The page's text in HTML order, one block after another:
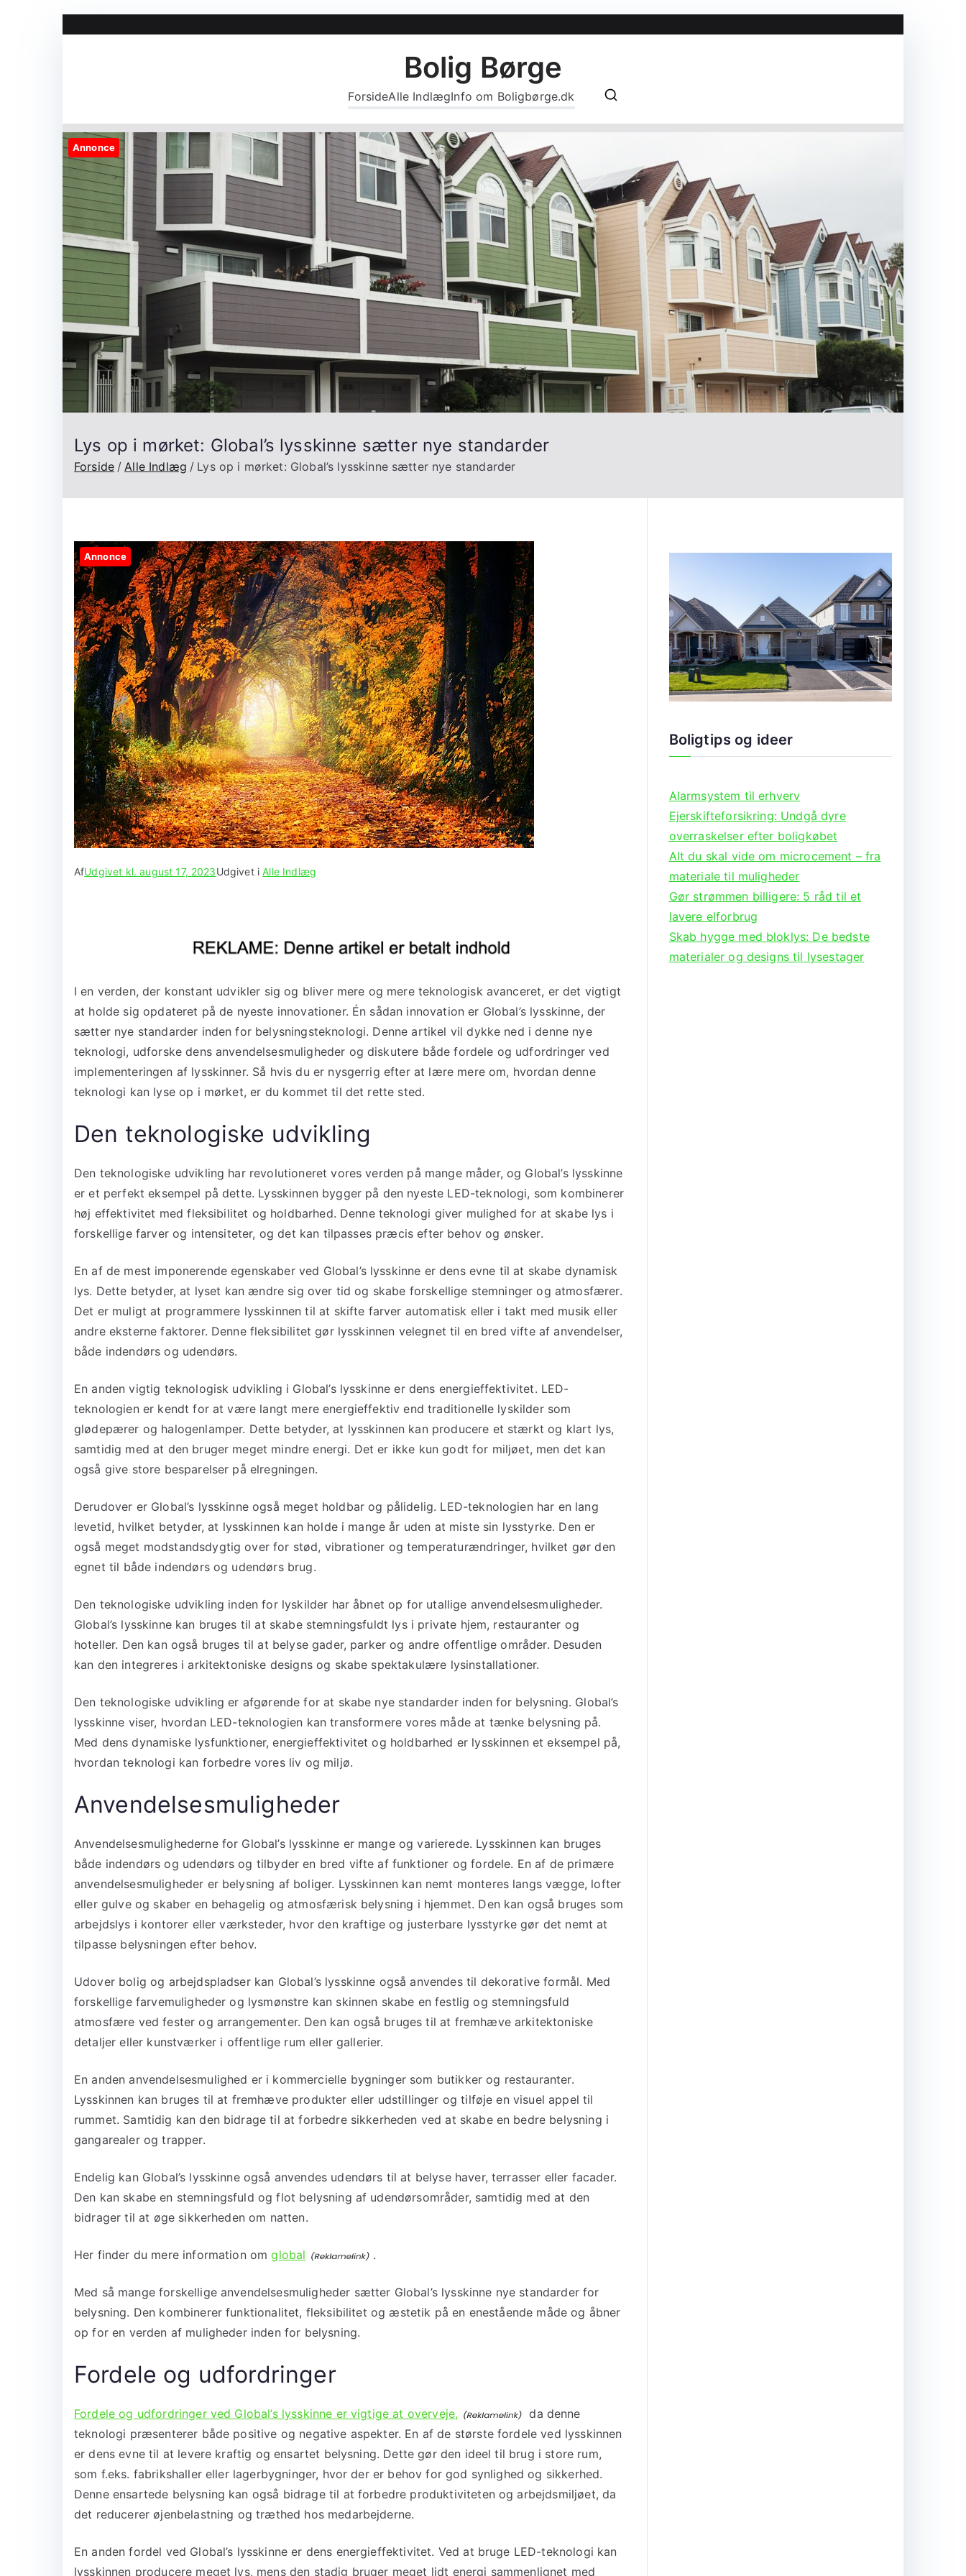
Bolig Børge
ForsideAlle IndlægInfo om Boligbørge.dk
Annonce
Lys op i mørket: Global’s lysskinne sætter nye standarder
Forside Alle Indlæg Lys op i mørket: Global’s lysskinne sætter nye standarder
Annonce
AfUdgivet kl.august 17, 2023Udgivet iAlle Indlæg
I en verden, der konstant udvikler sig og bliver mere og mere teknologisk avanceret, er det vigtigt
at holde sig opdateret på de nyeste innovationer. Én sådan innovation er Global’s lysskinne, der
sætter nye standarder inden for belysningsteknologi. Denne artikel vil dykke ned i denne nye
teknologi, udforske dens anvendelsesmuligheder og diskutere både fordele og udfordringer ved
implementeringen af lysskinner. Så hvis du er nysgerrig efter at lære mere om, hvordan denne
teknologi kan lyse op i mørket, er du kommet til det rette sted.
Den teknologiske udvikling
Den teknologiske udvikling har revolutioneret vores verden på mange måder, og Global’s lysskinne
er et perfekt eksempel på dette. Lysskinnen bygger på den nyeste LED-teknologi, som kombinerer
høj effektivitet med fleksibilitet og holdbarhed. Denne teknologi giver mulighed for at skabe lys i
forskellige farver og intensiteter, og det kan tilpasses præcis efter behov og ønsker.
En af de mest imponerende egenskaber ved Global’s lysskinne er dens evne til at skabe dynamisk
lys. Dette betyder, at lyset kan ændre sig over tid og skabe forskellige stemninger og atmosfærer.
Det er muligt at programmere lysskinnen til at skifte farver automatisk eller i takt med musik eller
andre eksterne faktorer. Denne fleksibilitet gør lysskinnen velegnet til en bred vifte af anvendelser,
både indendørs og udendørs.
En anden vigtig teknologisk udvikling i Global’s lysskinne er dens energieffektivitet. LED-
teknologien er kendt for at være langt mere energieffektiv end traditionelle lyskilder som
glødepærer og halogenlamper. Dette betyder, at lysskinnen kan producere et stærkt og klart lys,
samtidig med at den bruger meget mindre energi. Det er ikke kun godt for miljøet, men det kan
også give store besparelser på elregningen.
Derudover er Global’s lysskinne også meget holdbar og pålidelig. LED-teknologien har en lang
levetid, hvilket betyder, at lysskinnen kan holde i mange år uden at miste sin lysstyrke. Den er
også meget modstandsdygtig over for stød, vibrationer og temperaturændringer, hvilket gør den
egnet til både indendørs og udendørs brug.
Den teknologiske udvikling inden for lyskilder har åbnet op for utallige anvendelsesmuligheder.
Global’s lysskinne kan bruges til at skabe stemningsfuldt lys i private hjem, restauranter og
hoteller. Den kan også bruges til at belyse gader, parker og andre offentlige områder. Desuden
kan den integreres i arkitektoniske designs og skabe spektakulære lysinstallationer.
Den teknologiske udvikling er afgørende for at skabe nye standarder inden for belysning. Global’s
lysskinne viser, hvordan LED-teknologien kan transformere vores måde at tænke belysning på.
Med dens dynamiske lysfunktioner, energieffektivitet og holdbarhed er lysskinnen et eksempel på,
hvordan teknologi kan forbedre vores liv og miljø.
Anvendelsesmuligheder
Anvendelsesmulighederne for Global’s lysskinne er mange og varierede. Lysskinnen kan bruges
både indendørs og udendørs og tilbyder en bred vifte af funktioner og fordele. En af de primære
anvendelsesmuligheder er belysning af boliger. Lysskinnen kan nemt monteres langs vægge, lofter
eller gulve og skaber en behagelig og atmosfærisk belysning i hjemmet. Den kan også bruges som
arbejdslys i kontorer eller værksteder, hvor den kraftige og justerbare lysstyrke gør det nemt at
tilpasse belysningen efter behov.
Udover bolig og arbejdspladser kan Global’s lysskinne også anvendes til dekorative formål. Med
forskellige farvemuligheder og lysmønstre kan skinnen skabe en festlig og stemningsfuld
atmosfære ved fester og arrangementer. Den kan også bruges til at fremhæve arkitektoniske
detaljer eller kunstværker i offentlige rum eller gallerier.
En anden anvendelsesmulighed er i kommercielle bygninger som butikker og restauranter.
Lysskinnen kan bruges til at fremhæve produkter eller udstillinger og tilføje en visuel appel til
rummet. Samtidig kan den bidrage til at forbedre sikkerheden ved at skabe en bedre belysning i
gangarealer og trapper.
Endelig kan Global’s lysskinne også anvendes udendørs til at belyse haver, terrasser eller facader.
Den kan skabe en stemningsfuld og flot belysning af udendørsområder, samtidig med at den
bidrager til at øge sikkerheden om natten.
Her finder du mere information omglobal .
Med så mange forskellige anvendelsesmuligheder sætter Global’s lysskinne nye standarder for
belysning. Den kombinerer funktionalitet, fleksibilitet og æstetik på en enestående måde og åbner
op for en verden af muligheder inden for belysning.
Fordele og udfordringer
Fordele og udfordringer ved Global’s lysskinne er vigtige at overveje,
da denne
teknologi præsenterer både positive og negative aspekter. En af de største fordele ved lysskinnen
er dens evne til at levere kraftig og ensartet belysning. Dette gør den ideel til brug i store rum,
som f.eks. fabrikshaller eller lagerbygninger, hvor der er behov for god synlighed og sikkerhed.
Denne ensartede belysning kan også bidrage til at forbedre produktiviteten og arbejdsmiljøet, da
det reducerer øjenbelastning og træthed hos medarbejderne.
En anden fordel ved Global’s lysskinne er dens energieffektivitet. Ved at bruge LED-teknologi kan
lysskinnen producere meget lys, mens den stadig bruger meget lidt energi sammenlignet med
Boligtips og ideer
Alarmsystem til erhverv
Ejerskifteforsikring: Undgå dyre
overraskelser efter boligkøbet
Alt du skal vide om microcement – fra
materiale til muligheder
Gør strømmen billigere: 5 råd til et
lavere elforbrug
Skab hygge med bloklys: De bedste
materialer og designs til lysestager